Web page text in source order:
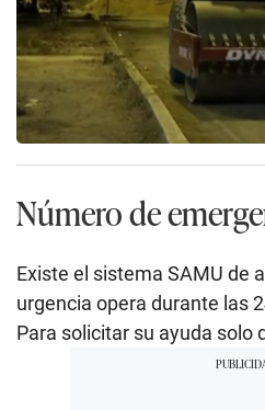
Número de
Existe el sistema SAMU de
urgencia opera durante las
Para solicitar su ayuda solo